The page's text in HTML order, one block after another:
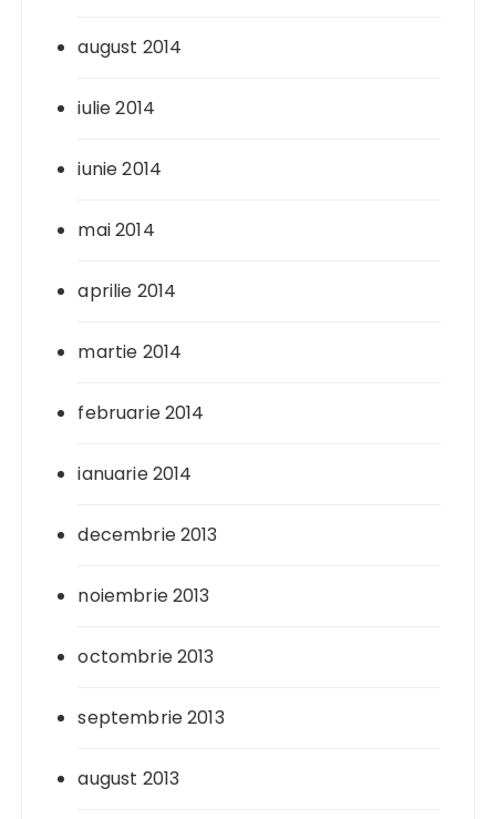
august 2014
iulie 2014
iunie 2014
mai 2014
aprilie 2014
martie 2014
februarie 2014
ianuarie 2014
decembrie 2013
noiembrie 2013
octombrie 2013
septembrie 2013
august 2013